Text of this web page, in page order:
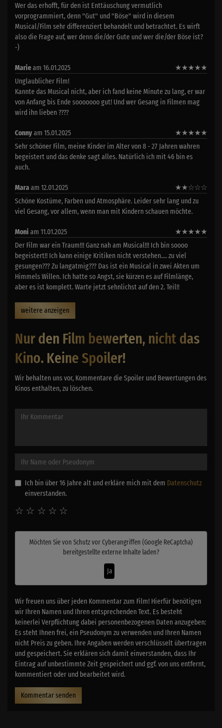
Wer das erhofft, für den ist Enttäuschung vermutlich
vorprogrammiert, denn "Gut" und "Böse" wird in diesem
Musical/Film sehr differenziert behandelt und betrachtet. Es wirft
also die Frage auf, wer denn die/der Gute und wer die/der Böse ist?
-)
Marieam 16.01.2025 ★★★★★
Unglaublicher Film!
Kannte das Musical nicht, aber ich fand keine Minute zu lang, er war
von Anfang bis Ende sooooooo gut! Und wer Gesang in Filmen mag
wird ihn lieben ????
Connyam 15.01.2025 ★★★★★
Sehr schöner Film, meine Kinder im Alter von 8 - 27 Jahren wahren
begeistert und das denke sagt alles. Natürlich ich mit 46 bin es
auch.
Maraam 12.01.2025 ★★☆☆☆
Schöne Kostüme, Farben und Atmosphäre. Leider sehr lang und zu
viel Gesang, vor allem, wenn man mit Kindern schauen möchte.
Moni am 11.01.2025 ★★★★★
Der Film war ein Traum!!! Ganz nah am Musical!!! Ich bin soooo
begeistert!! Ich kann einige Kritiken nicht verstehen.... zu viel
gesungen??? Zu langatmig??? Das ist ein Musical in zwei Akten um
Himmels Willen. Ich hatte so Angst, sie kürzen es auf Filmlänge,
aber es ist komplett. Warte jetzt sehnlichst auf den 2. Teil!!
weitere anzeigen
Nur den Film bewerten, nicht das
Kino. Keine Spoiler!
Wir behalten uns vor, Kommentare die Spoiler und Bewertungen des
Kinos enthalten, zu löschen.
Ich bin über 16 Jahre alt und erkläre mich mit dem Datenschutz
einverstanden.
☆
☆
☆
☆
☆
Möchten Sie von Schutz vor Cyberangriffen (Google ReCaptcha)
bereitgestellte externe Inhalte laden?
Ja
Wir freuen uns über jeden Kommentar zum Film! Hierfür benötigen
wir Ihren Namen und Ihren entsprechenden Text. Es besteht
keinerlei Verpflichtung dabei personenbezogenen Daten anzugeben:
Es steht Ihnen frei, ein Pseudonym zu verwenden und Ihren Namen
nicht Preis zu geben. Ihre Angaben werden verschlüsselt übertragen
und gespeichert. Sie erklären sich damit einverstanden, dass Ihr
Eintrag auf unbestimmte Zeit gespeichert und ggf. von uns entfernt,
kommentiert oder und bearbeitet wird.
Kommentar senden